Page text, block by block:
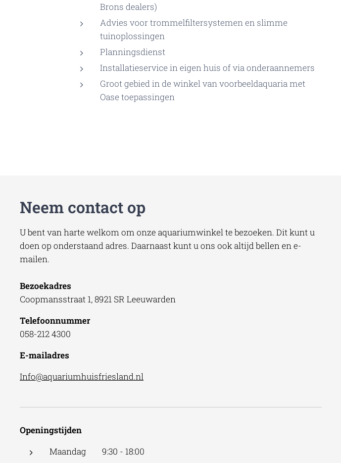
Brons dealers)
Advies voor trommelfiltersystemen en slimme
tuinoplossingen
Planningsdienst
Installatieservice in eigen huis of via onderaannemers
Groot gebied in de winkel van voorbeeldaquaria met
Oase toepassingen
Neem contact op
U bent van harte welkom om onze aquariumwinkel te bezoeken. Dit kunt u
doen op onderstaand adres. Daarnaast kunt u ons ook altijd bellen en e-
mailen.
Bezoekadres
Coopmansstraat 1, 8921 SR Leeuwarden
Telefoonnummer
058-212 4300
E-mailadres
Info@aquariumhuisfriesland.nl
Openingstijden
Maandag 9:30 - 18:00